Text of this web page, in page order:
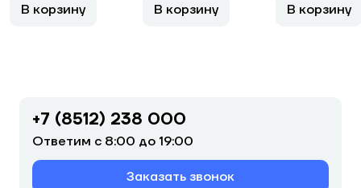
В корзину В корзину В корзину
+7 (8512) 238 000
Ответим с 8:00 до 19:00
Заказать звонок